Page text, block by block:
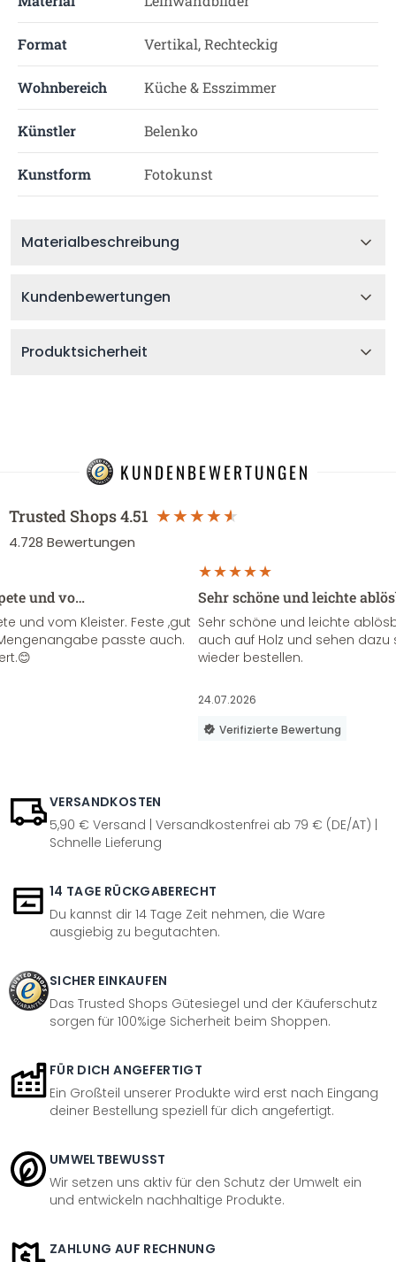
Format Vertikal, Rechteckig
Wohnbereich Küche & Esszimmer
Künstler Belenko
Kunstform Fotokunst
Materialbeschreibung
Kundenbewertungen
Produktsicherheit
KUNDENBEWERTUNGEN
Trusted Shops4.51
4.728 Bewertungen
und vo…
und vom Kleister. Feste ,gut
passte auch.
Sehr schöne und leichte
Sehr schöne und leichte
auch auf Holz und sehen
wieder bestellen.
24.07.2026
Verifizierte Bewertung
VERSANDKOSTEN
5,90 € Versand | Versandkostenfrei ab 79 € (DE/AT) |
Schnelle Lieferung
14 TAGE RÜCKGABERECHT
Du kannst dir 14 Tage Zeit nehmen, die Ware
ausgiebig zu begutachten.
SICHER EINKAUFEN
Das Trusted Shops Gütesiegel und der Käuferschutz
sorgen für 100%ige Sicherheit beim Shoppen.
FÜR DICH ANGEFERTIGT
Ein Großteil unserer Produkte wird erst nach Eingang
deiner Bestellung speziell für dich angefertigt.
UMWELTBEWUSST
Wir setzen uns aktiv für den Schutz der Umwelt ein
und entwickeln nachhaltige Produkte.
ZAHLUNG AUF RECHNUNG